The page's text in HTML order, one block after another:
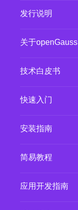
6.0.0 (LTS)
5.1.0 (Preview)
2.0.0 (LTS)
3.1.0 (EOM)
2.0.1 (EOM)
1.0.1 (EOM)
发行说明
关于openGauss
技术白皮书
快速入门
安装指南
简易教程
应用开发指南